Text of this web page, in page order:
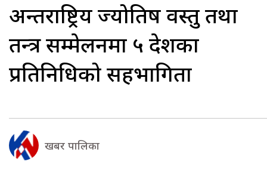
अन्तर्राष्ट्रिय ज्योतिष वस्तु तथा
तन्त्र सम्मेलनमा ५ देशका
प्रतिनिधिको सहभागिता
खबर पालिका